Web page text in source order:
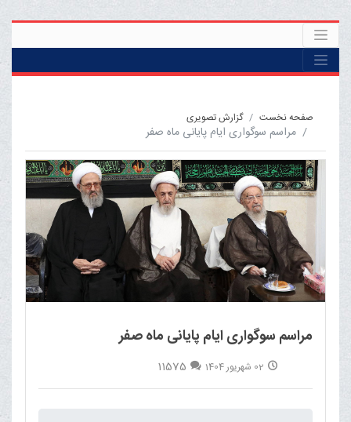
صفحه نخست گزارش تصویری
مراسم سوگواری ایام پایانی ماه صفر
مراسم سوگواری ایام پایانی ماه صفر
02 شهریور 1404 11575